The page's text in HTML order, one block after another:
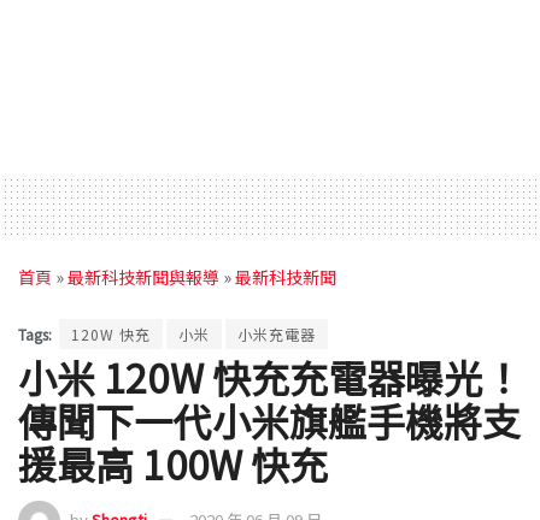
首頁 »最新科技新聞與報導 »最新科技新聞
Tags: 120W 快充 小米 小米充電器
小米 120W 快充充電器曝光！
傳聞下一代小米旗艦手機將支
援最高 100W 快充